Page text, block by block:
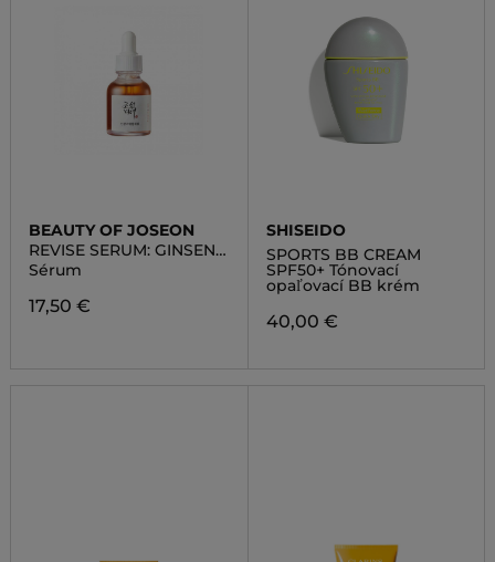
BEAUTY OF JOSEON
REVISE SERUM: GINSENG
+ SNAIL MUCIN
Sérum
17,50 €
SHISEIDO
SPORTS BB CREAM
SPF50+ Tónovací
opaľovací BB krém
40,00 €